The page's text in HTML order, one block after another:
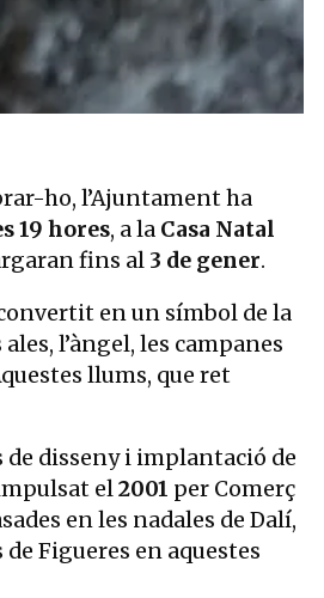
ho, l’Ajuntament ha
19 hores, a la Casa Natal
fins al 3 de gener.
en un símbol de la
l’àngel, les campanes
llums, que ret
de disseny i implantació de
el2001 per Comerç
en les nadales de Dalí,
Figueres en aquestes